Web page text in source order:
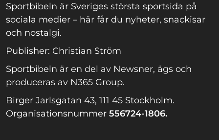
Sportbibeln är Sveriges största sportsida på
sociala medier – här får du nyheter, snackisar
och nostalgi.
Publisher: Christian Ström
Sportbibeln är en del av Newsner, ägs och
produceras av N365 Group.
Birger Jarlsgatan 43, 111 45 Stockholm.
Organisationsnummer 556724-1806.